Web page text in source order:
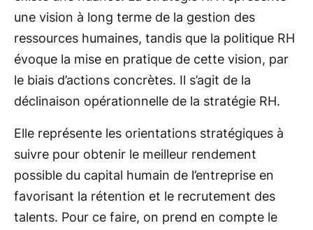
une vision à long terme de la gestion des
ressources humaines, tandis que la politique RH
évoque la mise en pratique de cette vision, par
le biais d’actions concrètes. Il s’agit de la
déclinaison opérationnelle de la stratégie RH.
Elle représente les orientations stratégiques à
suivre pour obtenir le meilleur rendement
possible du capital humain de l’entreprise en
favorisant la rétention et le recrutement des
talents. Pour ce faire, on prend en compte le